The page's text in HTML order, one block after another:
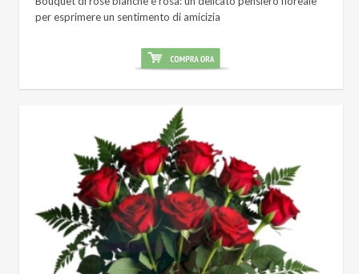
per esprimere un sentimento di amicizia